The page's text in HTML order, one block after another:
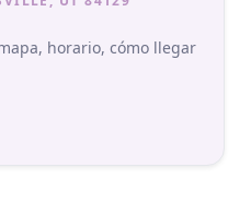
horario, cómo llegar